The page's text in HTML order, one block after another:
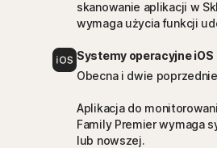
skanowanie aplikacji w
wymaga użycia funkcji
Systemy operacyjne iOS
Obecna i dwie
Aplikacja do
Family Premier wymaga
lub nowszej.